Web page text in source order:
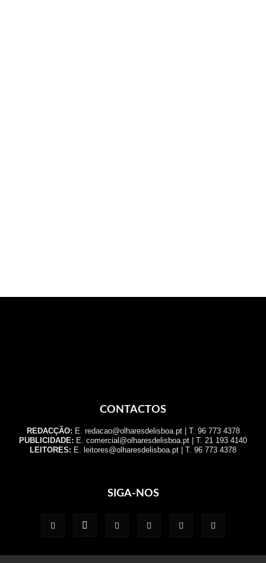
CONTACTOS
REDACÇÃO: E. redacao@olharesdelisboa.pt | T. 96 773 4378
PUBLICIDADE: E. comercial@olharesdelisboa.pt | T. 21 193 4140
LEITORES: E. leitores@olharesdelisboa.pt | T. 96 773 4378
SIGA-NOS